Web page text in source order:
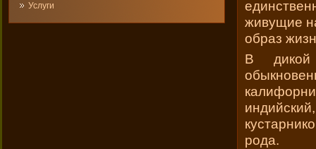
Услуги
живущие
образ
В дикой
рода.